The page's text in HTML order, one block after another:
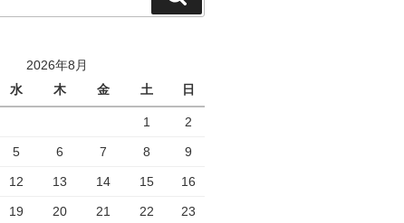
索
2026年8月
水 木 金 土 日
1 2
5 6 7 8 9
12 13 14 15 16
19 20 21 22 23